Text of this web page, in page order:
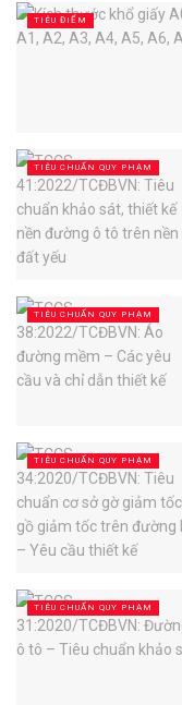
TIÊU ĐIỂM
TIÊU CHUẨN QUY PHẠM
TIÊU CHUẨN QUY PHẠM
TIÊU CHUẨN QUY PHẠM
TIÊU CHUẨN QUY PHẠM